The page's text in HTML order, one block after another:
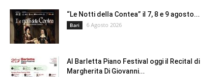
“Le Notti della Contea” il 7, 8 e 9 agosto...
Bari 6 Agosto 2026
Al Barletta Piano Festival oggi il Recital di
Margherita Di Giovanni...